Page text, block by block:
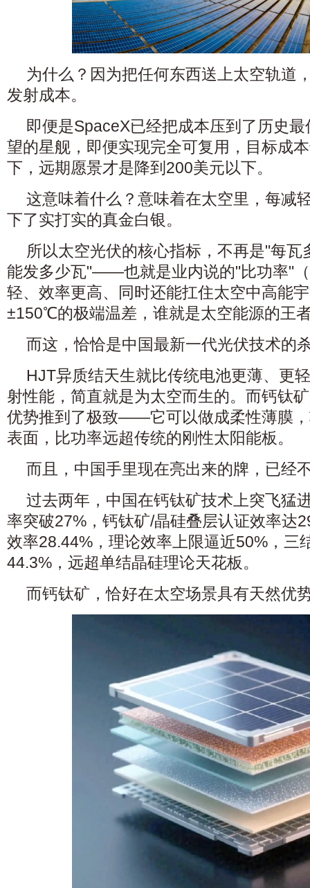
为什么？因为把任何东西送上太空轨道
发射成本。
即便是SpaceX已经把成本压到了历史
望的星舰，即便实现完全可复用，目标成
下，远期愿景才是降到200美元以下。
这意味着什么？意味着在太空里，每减
下了实打实的真金白银。
所以太空光伏的核心指标，不再是"每瓦
能发多少瓦"——也就是业内说的"比功率"
轻、效率更高、同时还能扛住太空中高能
±150℃的极端温差，谁就是太空能源的王
而这，恰恰是中国最新一代光伏技术的
HJT异质结天生就比传统电池更薄、更
射性能，简直就是为太空而生的。而钙钛
优势推到了极致——它可以做成柔性薄膜
表面，比功率远超传统的刚性太阳能板。
而且，中国手里现在亮出来的牌，已经
过去两年，中国在钙钛矿技术上突飞猛
率突破27%，钙钛矿/晶硅叠层认证效率达
效率28.44%，理论效率上限逼近50%，三
44.3%，远超单结晶硅理论天花板。
而钙钛矿，恰好在太空场景具有天然优